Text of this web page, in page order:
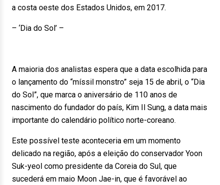
a costa oeste dos Estados Unidos, em 2017.
– ‘Dia do Sol’ –
A maioria dos analistas espera que a data escolhida para
o lançamento do “míssil monstro” seja 15 de abril, o “Dia
do Sol”, que marca o aniversário de 110 anos de
nascimento do fundador do país, Kim Il Sung, a data mais
importante do calendário político norte-coreano.
Este possível teste aconteceria em um momento
delicado na região, após a eleição do conservador Yoon
Suk-yeol como presidente da Coreia do Sul, que
sucederá em maio Moon Jae-in, que é favorável ao